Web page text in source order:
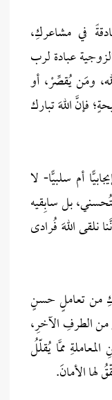
في مشاعركِ،
عبادة لرب
ومَن يُقصِّرْ، أو
فإنَّ اللهَ تبارك
أم سلبيًّا- لا
بل سابِقيه
نلقى اللهَ فُرادى
من تعاملٍ حسنٍ
الطرفِ الآخرِ،
ممَّا يُقلّلُ
لها الأمانَ.